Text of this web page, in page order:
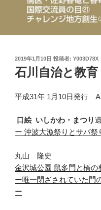
投
稿
日:
2019年1月10日 投稿者: Y003D78X
石川自治と教
平成31年 1月10日発行
口絵 いしかわ ・ まつり
ー 沖波大漁祭りとサバ祭
丸山 隆史
金沢城公園 鼠多門と橋の
ー唯一閉ざされていた門
ー